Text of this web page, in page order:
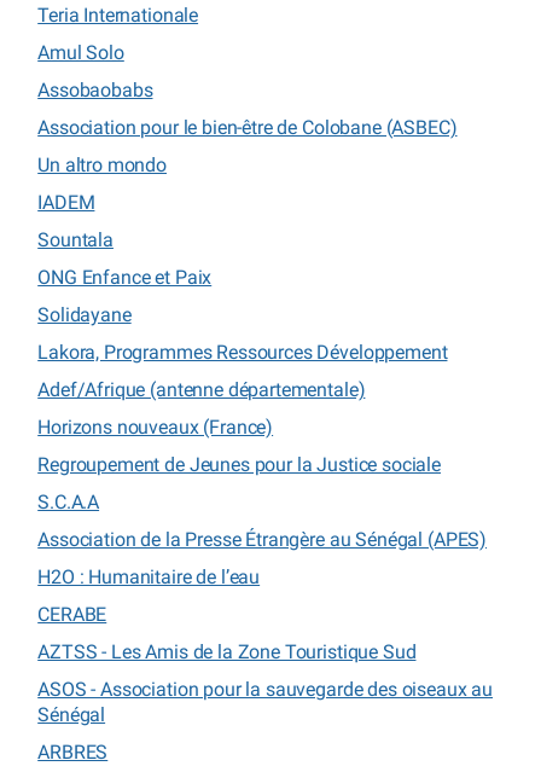
Teria Internationale
Amul Solo
Assobaobabs
Association pour le bien-être de Colobane (ASBEC)
Un altro mondo
IADEM
Sountala
ONG Enfance et Paix
Solidayane
Lakora, Programmes Ressources Développement
Adef/Afrique (antenne départementale)
Horizons nouveaux (France)
Regroupement de Jeunes pour la Justice sociale
S.C.A.A
Association de la Presse Étrangère au Sénégal (APES)
H2O : Humanitaire de l’eau
CERABE
AZTSS - Les Amis de la Zone Touristique Sud
ASOS - Association pour la sauvegarde des oiseaux au
Sénégal
ARBRES